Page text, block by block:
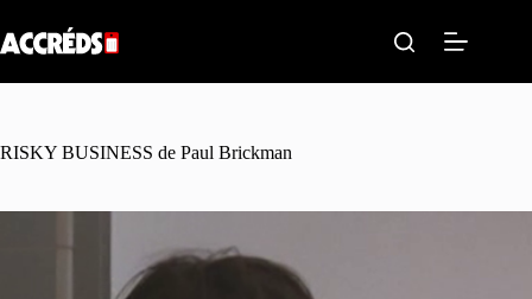
au
contenu
RISKY BUSINESS de Paul Brickman